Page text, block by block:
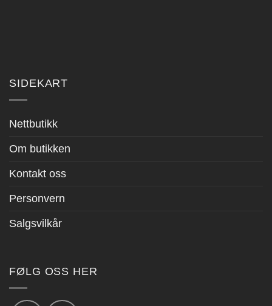
SIDEKART
Nettbutikk
Om butikken
Kontakt oss
Personvern
Salgsvilkår
FØLG OSS HER